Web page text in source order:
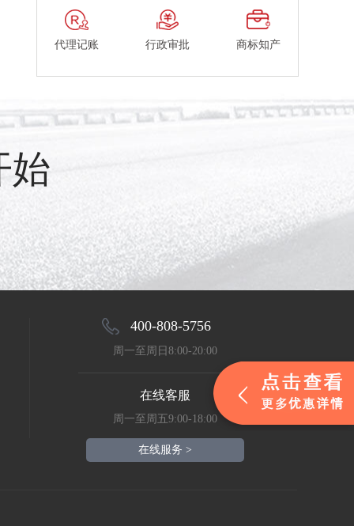
代理记账 行政审批 商标知产
始
400-808-5756
周一至周日8:00-20:00
在线客服
周一至周五9:00-18:00
在线服务 >